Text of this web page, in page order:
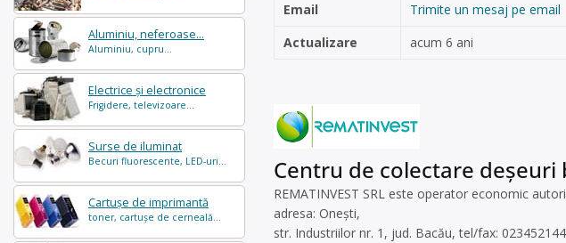
Aluminiu, neferoase...
Aluminiu, cupru...
Electrice și electronice
Frigidere, televizoare...
Surse de iluminat
Becuri fluorescente, LED-uri...
Cartușe de imprimantă
toner, cartușe de cerneală...
Email
Trimite un mesaj pe email
Actualizare
acum 6 ani
Centru de colectare
REMATINVEST SRL este operator economic
adresa: Onești,
str. Industriilor nr. 1, jud. Bacău, tel/fax: